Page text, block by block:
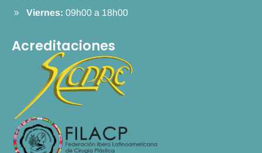
Viernes: 09h00 a 18h00
Acreditaciones